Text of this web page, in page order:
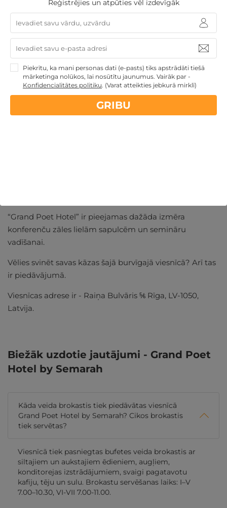
arī regulāri tiek rīkoti pasākumi.
Lieliska vieta, kur iepazīt jaunus cilvēkus un aizrauties
sarunā pat ar svešinieku.
Pasākumi un Konferences
Kāpēc izvēlēties parastās ofisa telpas, ja vari aizvadīt
uzņēmuma tikšanos, biznesa sarunas ar partneriem vai
“Grand Poet Hotel” ir pieejamas dažāda izmēra
konferenču zāles lielām sapulcēm un semināru
vadīšanai.
Vēlies svinēt savas kāzas šajā burvīgajā viesnīcā? Arī tas
ir piedāvājumā.
Viesnīcas adrese ir - Raiņa Bulvāris ⅚ Rīga, LV-1050,
Latvija.
Biežāk uzdotie jautājumi - Grand Poet
Hotel by Semarah
Kāda veida brokastis tiek piedāvātas viesnīcā
Grand Poet Hotel by Semarah? Cikos brokastis
tiek servētas?
Viesnīcā tiek pasniegtas bufetes veida brokastis ar
siltajiem un aukstajiem ēdieniem, augļiem,
konditorejas izstrādājumiem, svaigi pagatavotu
kafiju, tēju un sulu. Brokastu servēšanas laiks: I–V
7.00–10.30, VI-VII 7.00-11.00.
Reģistrējies un atpūties vēl izdevīgāk
Piekrītu, ka mani personas dati (e-pasts) tiks apstrādāti tiešā
mārketinga nolūkos, lai nosūtītu jaunumus. Vairāk par -
Konfidencialitātes politiku. (Varat atteikties jebkurā mirklī)
GRIBU